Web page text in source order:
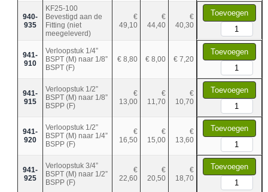
940-
935
KF25-100
Bevestigd aan de
Fitting (niet
meegeleverd)
€
49,10
€
44,40
€
40,30
Toevoegen
941-
910
Verloopstuk 1/4”
BSPT (M) naar 1/8”
BSPT (F)
€ 8,80 € 8,00 € 7,20
Toevoegen
941-
915
Verloopstuk 1/2”
BSPT (M) naar 1/8”
BSPP (F)
€
13,00
€
11,70
€
10,70
Toevoegen
941-
920
Verloopstuk 1/2”
BSPT (M) naar 1/4”
BSPP (F)
€
16,50
€
15,00
€
13,60
Toevoegen
941-
925
Verloopstuk 3/4”
BSPT (M) naar 1/2”
BSPP (F)
€
22,60
€
20,50
€
18,70
Toevoegen